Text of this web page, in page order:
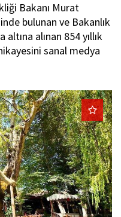
Bakanı Murat
bulunan ve Bakanlık
alınan 854 yıllık
sanal medya